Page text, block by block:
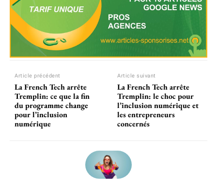
Article précédent
La French Tech arrête
Tremplin: ce que la fin
du programme change
pour l’inclusion
numérique
Article suivant
La French Tech arrête
Tremplin: le choc pour
l’inclusion numérique et
les entrepreneurs
concernés